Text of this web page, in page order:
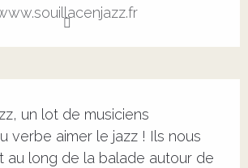
un lot de musiciens
verbe aimer le jazz ! Ils nous
au long de la balade autour de